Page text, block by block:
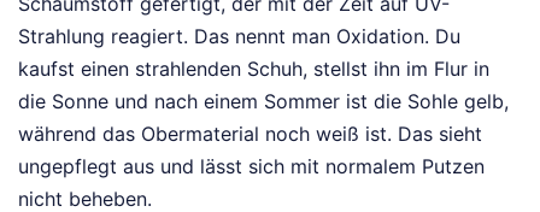
Strahlung reagiert. Das nennt man Oxidation. Du
kaufst einen strahlenden Schuh, stellst ihn im Flur in
die Sonne und nach einem Sommer ist die Sohle gelb,
während das Obermaterial noch weiß ist. Das sieht
ungepflegt aus und lässt sich mit normalem Putzen
nicht beheben.